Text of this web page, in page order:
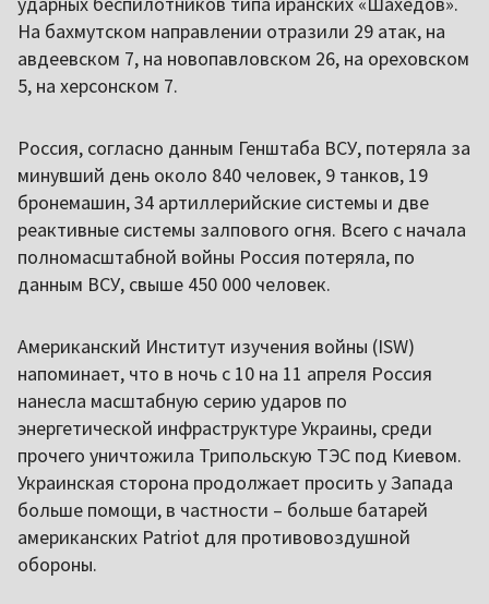
На бахмутском направлении отразили 29 атак, на
авдеевском 7, на новопавловском 26, на ореховском
5, на херсонском 7.
Россия, согласно данным Генштаба ВСУ, потеряла за
минувший день около 840 человек, 9 танков, 19
бронемашин, 34 артиллерийские системы и две
реактивные системы залпового огня. Всего с начала
полномасштабной войны Россия потеряла, по
данным ВСУ, свыше 450 000 человек.
Американский Институт изучения войны (ISW)
напоминает, что в ночь с 10 на 11 апреля Россия
нанесла масштабную серию ударов по
энергетической инфраструктуре Украины, среди
прочего уничтожила Трипольскую ТЭС под Киевом.
Украинская сторона продолжает просить у Запада
больше помощи, в частности – больше батарей
американских Patriot для противовоздушной
обороны.